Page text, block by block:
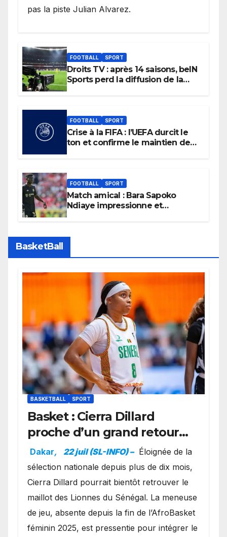
pas la piste Julian Alvarez.
FOOTBALL SPORT
Droits TV : après 14 saisons, beIN
Sports perd la diffusion de la
FOOTBALL SPORT
Crise à la FIFA : l’UEFA durcit le
ton et confirme le maintien de
FOOTBALL SPORT
Match amical : Bara Sapoko
Ndiaye impressionne et
BasketBall
BASKETBALL SPORT
Basket : Cierra Dillard
proche d’un grand retour
avec les Lionnes ?
Dakar, 22 juil (SL-INFO) – Éloignée de la
sélection nationale depuis plus de dix mois,
Cierra Dillard pourrait bientôt retrouver le
maillot des Lionnes du Sénégal. La meneuse
de jeu, absente depuis la fin de l’AfroBasket
féminin 2025, est pressentie pour intégrer le